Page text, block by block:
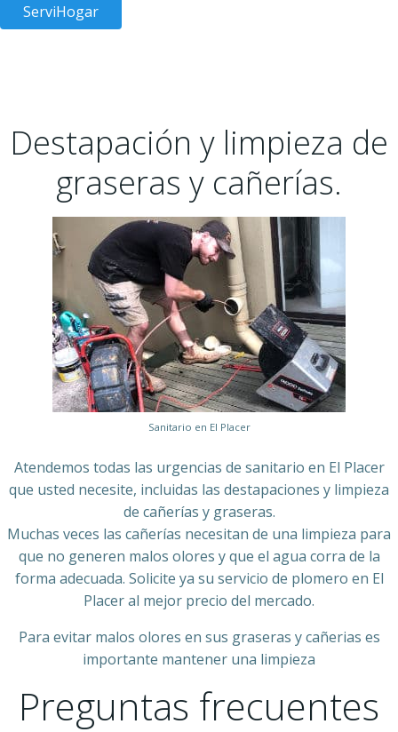
ServiHogar
Destapación y limpieza de
graseras y cañerías.
Sanitario en El Placer
Atendemos todas las urgencias de sanitario en El Placer
que usted necesite, incluidas las destapaciones y limpieza
de cañerías y graseras.
Muchas veces las cañerías necesitan de una limpieza para
que no generen malos olores y que el agua corra de la
forma adecuada. Solicite ya su servicio de plomero en El
Placer al mejor precio del mercado.
Para evitar malos olores en sus graseras y cañerias es
importante mantener una limpieza
Preguntas frecuentes